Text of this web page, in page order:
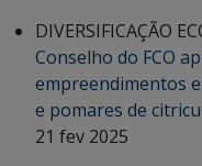
DIVERSIFICAÇÃO
Conselho do FCO
empreendimentos
e pomares de
21 fev 2025